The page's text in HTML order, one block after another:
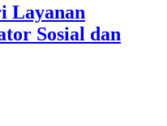
Layanan
Sosial dan